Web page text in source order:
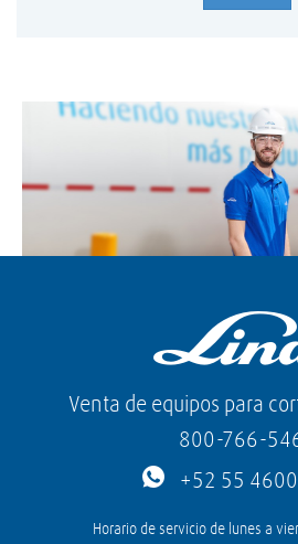
Venta de equipos para
800-766-
+52 55
Horario de servicio de lunes a